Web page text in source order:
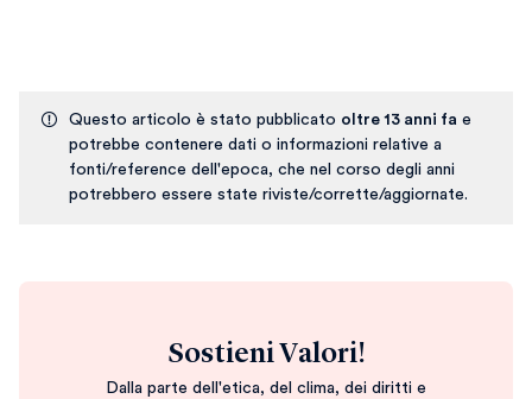
Questo articolo è stato pubblicato oltre 13 anni fa e
potrebbe contenere dati o informazioni relative a
fonti/reference dell'epoca, che nel corso degli anni
potrebbero essere state riviste/corrette/aggiornate.
Sostieni Valori!
Dalla parte dell'etica, del clima, dei diritti e